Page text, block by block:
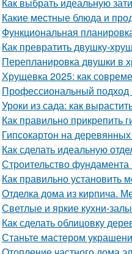
Какие местные блюда и
Функциональная
Как превратить двушку-
Перепланировка двушки в
Хрущевка 2025: как
Профессиональный подход
Уроки из сада: как
Как правильно прикрепить
Гипсокартон на
Как сделать идеальную
Строительство
Как правильно установить
Отделка дома из кирпича.
Светлые и яркие кухни-
Как сделать облицовку
Станьте мастером